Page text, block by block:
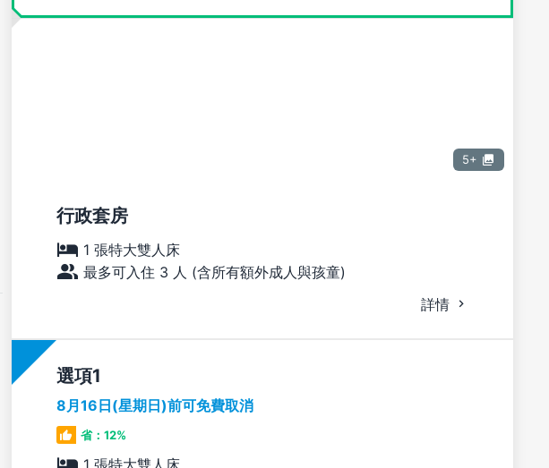
5+
行政套房
1 張特大雙人床
最多可入住 3 人 (含所有額外成人與孩童)
詳情
選項
8月16日(星期日)前可免費取消
省：12%
1 張特大雙人床